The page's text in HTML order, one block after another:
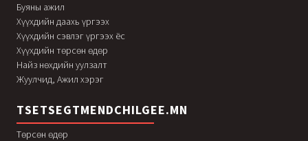
Буяны ажил
Хүүхдийн даахь үргээх
Хүүхдийн сэвлэг үргээх ёс
Хүүхдийн төрсөн өдөр
Найз нөхдийн уулзалт
Жуулчид, Ажил хэрэг
TSETSEGTMENDCHILGEE.MN
Төрсөн өдөр